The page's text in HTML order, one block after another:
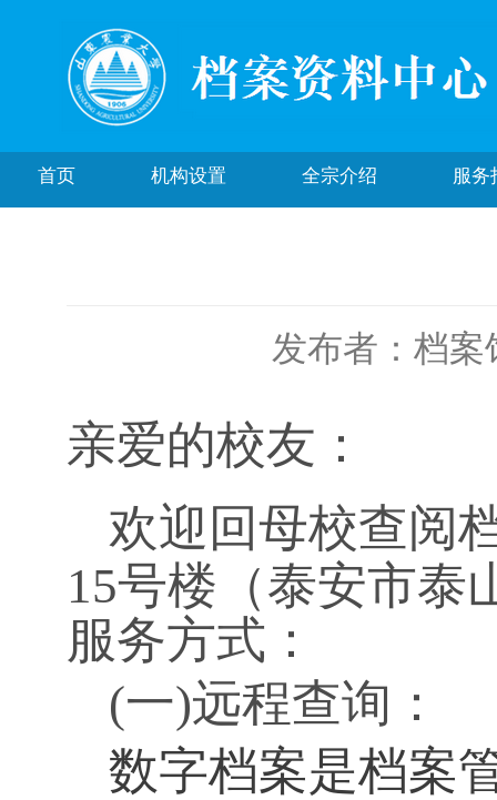
首页 机构设置 全宗介绍 服务
发布者：档案
亲爱的校友：
欢迎回母校查阅
15号楼 （泰安市
服务方式：
(一)远程查询：
数字档案是档案